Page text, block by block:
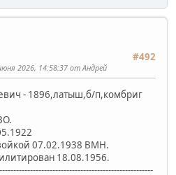
#492
2026, 14:58:37 от Андрей
- 1896,латыш,б/п,комбриг
07.02.1938 ВМН.
18.08.1956.